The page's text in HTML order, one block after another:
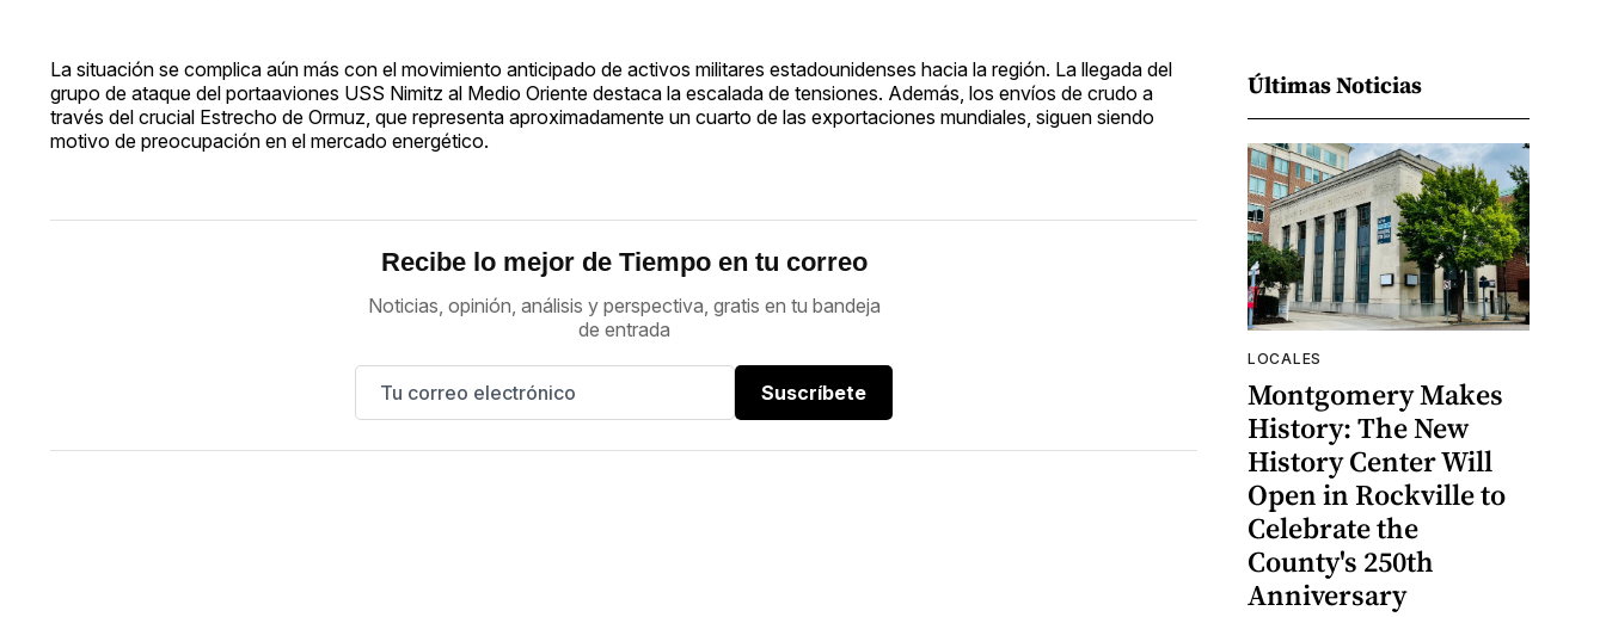
La situación se complica aún más con el movimiento anticipado de activos militares estadounidenses hacia la región. La llegada del
grupo de ataque del portaaviones USS Nimitz al Medio Oriente destaca la escalada de tensiones. Además, los envíos de crudo a
través del crucial Estrecho de Ormuz, que representa aproximadamente un cuarto de las exportaciones mundiales, siguen siendo
motivo de preocupación en el mercado energético.
Recibe lo mejor de Tiempo en tu correo
Noticias, opinión, análisis y perspectiva, gratis en tu bandeja
de entrada
Suscríbete
Últimas Noticias
LOCALES
Montgomery Makes
History: The New
History Center Will
Open in Rockville to
Celebrate the
County's 250th
Anniversary